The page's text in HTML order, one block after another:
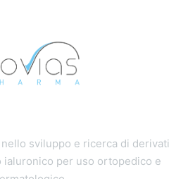
sviluppo e ricerca di derivati
ialuronico per uso ortopedico e